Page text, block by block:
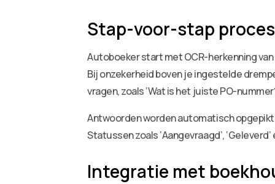
Stap-voor-stap
Autoboeker start met OCR-herkenning
Bij onzekerheid boven je ingestelde
vragen, zoals ‘Wat is het juiste PO-
Antwoorden worden automatisch
Statussen zoals ‘Aangevraagd’,
Integratie met